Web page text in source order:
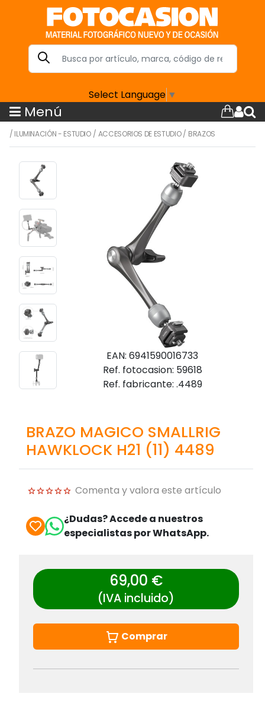
Select Language ▼
Menú
/ ILUMINACIÓN - ESTUDIO/ ACCESORIOS DE ESTUDIO/ BRAZOS
EAN: 6941590016733
Ref. fotocasion: 59618
Ref. fabricante: .4489
BRAZO MAGICO SMALLRIG
HAWKLOCK H21 (11) 4489
Comenta y valora este artículo
¿Dudas? Accede a nuestros
especialistas por WhatsApp.
69,00 €
(IVA incluido)
Comprar